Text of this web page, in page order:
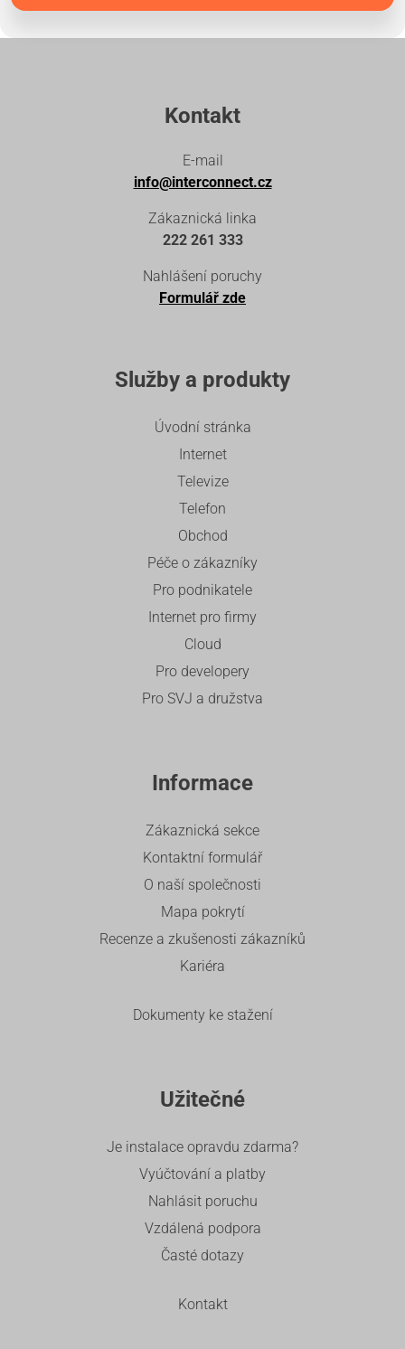
Kontakt
E-mail
info@interconnect.cz
Zákaznická linka
222 261 333
Nahlášení poruchy
Formulář zde
Služby a produkty
Úvodní stránka
Internet
Televize
Telefon
Obchod
Péče o zákazníky
Pro podnikatele
Internet pro firmy
Cloud
Pro developery
Pro SVJ a družstva
Informace
Zákaznická sekce
Kontaktní formulář
O naší společnosti
Mapa pokrytí
Recenze a zkušenosti zákazníků
Kariéra
Dokumenty ke stažení
Užitečné
Je instalace opravdu zdarma?
Vyúčtování a platby
Nahlásit poruchu
Vzdálená podpora
Časté dotazy
Kontakt